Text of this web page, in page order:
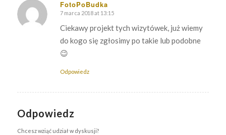
FotoPoBudka
says:
7 marca 2018 at 13:15
Ciekawy projekt tych wizytówek, już wiemy
do kogo się zgłosimy po takie lub podobne
😉
Odpowiedz
Odpowiedz
Chcesz wziąć udział w dyskusji?